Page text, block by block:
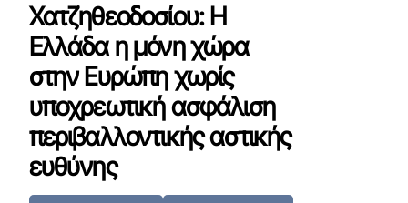
Χατζηθεοδοσίου: Η
Ελλάδα η μόνη χώρα
στην Ευρώπη χωρίς
υποχρεωτική ασφάλιση
περιβαλλοντικής αστικής
ευθύνης